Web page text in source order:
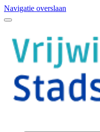
Navigatie overslaan